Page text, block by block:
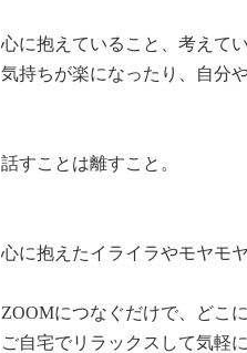
心に抱えていること、考えて
気持ちが楽になったり、自分
話すことは離すこと。
心に抱えたイライラやモヤモ
ZOOMにつなぐだけで、どこ
ご自宅でリラックスして気軽